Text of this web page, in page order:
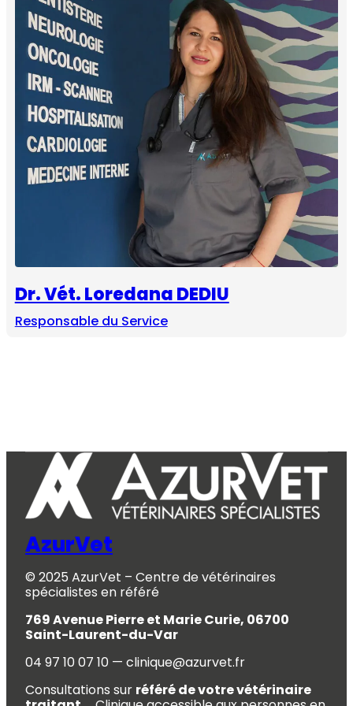
Dr. Vét. Loredana DEDIU
Responsable du Service
AzurVet
© 2025 AzurVet – Centre de vétérinaires
spécialistes en référé
769 Avenue Pierre et Marie Curie, 06700
Saint-Laurent-du-Var
04 97 10 07 10 — clinique@azurvet.fr
Consultations sur référé de votre vétérinaire